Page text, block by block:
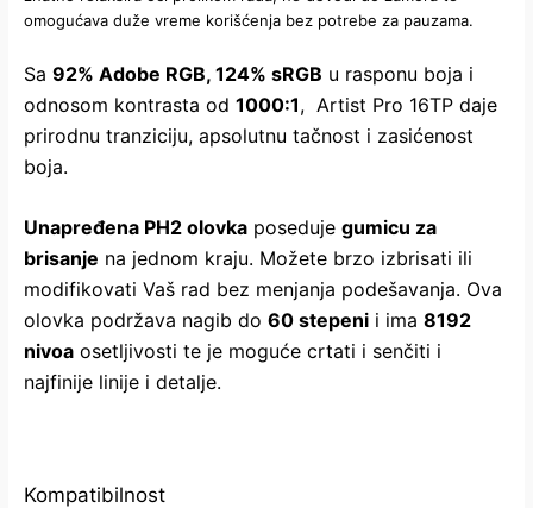
omogućava duže vreme korišćenja bez potrebe za pauzama.
Sa92% Adobe RGB, 124% sRGB u rasponu boja i
odnosom kontrasta od1000:1, Artist Pro 16TP daje
prirodnu tranziciju, apsolutnu tačnost i zasićenost
boja.
Unapređena PH2 olovka posedujegumicu za
brisanje na jednom kraju. Možete brzo izbrisati ili
modifikovati Vaš rad bez menjanja podešavanja. Ova
olovka podržava nagib do60 stepeni i ima8192
nivoa osetljivosti te je moguće crtati i senčiti i
najfinije linije i detalje.
Kompatibilnost